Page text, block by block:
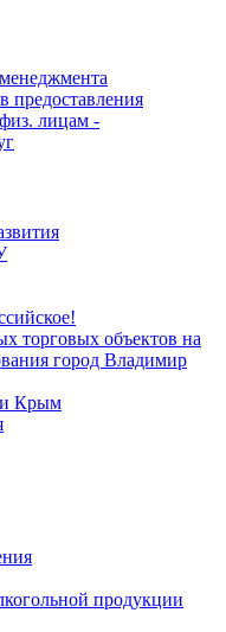
предоставления
лицам -
торговых объектов на
город Владимир
Крым
продукции